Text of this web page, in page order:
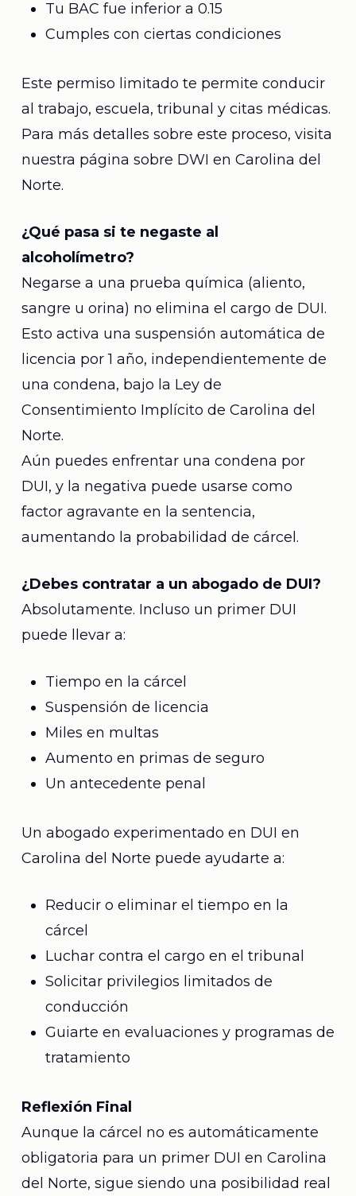
Tu BAC fue inferior a 0.15
Cumples con ciertas condiciones
Este permiso limitado te permite conducir
al trabajo, escuela, tribunal y citas médicas.
Para más detalles sobre este proceso, visita
nuestra página sobre DWI en Carolina del
Norte.
¿Qué pasa si te negaste al
alcoholímetro?
Negarse a una prueba química (aliento,
sangre u orina) no elimina el cargo de DUI.
Esto activa una suspensión automática de
licencia por 1 año, independientemente de
una condena, bajo la Ley de
Consentimiento Implícito de Carolina del
Norte.
Aún puedes enfrentar una condena por
DUI, y la negativa puede usarse como
factor agravante en la sentencia,
aumentando la probabilidad de cárcel.
¿Debes contratar a un abogado de DUI?
Absolutamente. Incluso un primer DUI
puede llevar a:
Tiempo en la cárcel
Suspensión de licencia
Miles en multas
Aumento en primas de seguro
Un antecedente penal
Un abogado experimentado en DUI en
Carolina del Norte puede ayudarte a:
Reducir o eliminar el tiempo en la
cárcel
Luchar contra el cargo en el tribunal
Solicitar privilegios limitados de
conducción
Guiarte en evaluaciones y programas de
tratamiento
Reflexión Final
Aunque la cárcel no es automáticamente
obligatoria para un primer DUI en Carolina
del Norte, sigue siendo una posibilidad real